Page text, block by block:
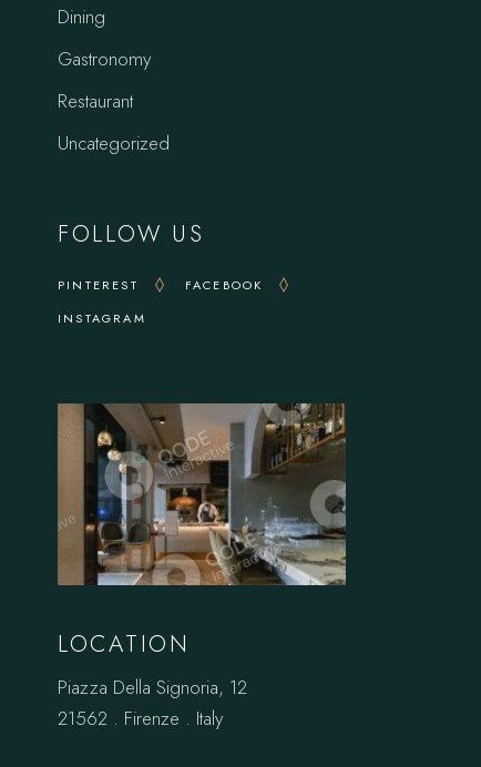
Dining
Gastronomy
Restaurant
Uncategorized
FOLLOW US
PINTEREST
FACEBOOK
INSTAGRAM
LOCATION
Piazza Della Signoria, 12
21562 . Firenze . Italy